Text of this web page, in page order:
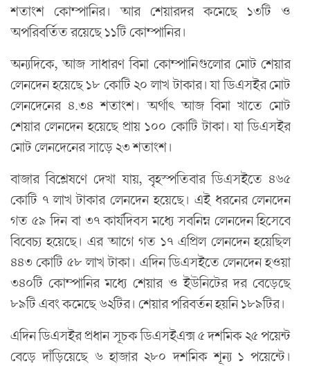
শতাংশ কোম্পানির। আর শেয়ারদর কমেছে ১৩টি ও
অপরিবর্তিত রয়েছে ১১টি কোম্পানির।
অন্যদিকে, আজ সাধারণ বিমা কোম্পানিগুলোর মোট শেয়ার
লেনদেন হয়েছে ১৮ কোটি ২০ লাখ টাকার। যা ডিএসইর মোট
লেনদেনের ৪.৩৪ শতাংশ। অর্থাৎ আজ বিমা খাতে মোট
শেয়ার লেনদেন হয়েছে প্রায় ১০০ কোটি টাকা। যা ডিএসইর
মোট লেনদেনের সাড়ে ২৩ শতাংশ।
বাজার বিশ্লেষণে দেখা যায়, বৃহস্পতিবার ডিএসইতে ৪৬৫
কোটি ৭ লাখ টাকার লেনদেন হয়েছে। এই ধরনের লেনদেন
গত ৫৯ দিন বা ৩৭ কার্যদিবস মধ্যে সবনিম্ন লেনদেন হিসেবে
বিবেচ্য হয়েছে। এর আগে গত ১৭ এপ্রিল লেনদেন হয়েছিল
৪৪৩ কোটি ৫৮ লাখ টাকা। এদিন ডিএসইতে লেনদেন হওয়া
৩৪০টি কোম্পানির মধ্যে শেয়ার ও ইউনিটের দর বেড়েছে
৮৯টি এবং কমেছে ৬২টির। শেয়ার পরিবর্তন হয়নি ১৮৯টির।
এদিন ডিএসইর প্রধান সূচক ডিএসইএক্স ৫ দশমিক ২৫ পয়েন্ট
বেড়ে দাঁড়িয়েছে ৬ হাজার ২৮০ দশমিক শূন্য ১ পয়েন্টে।